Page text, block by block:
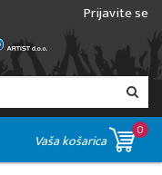
Prijavite se
Vaša košarica
0